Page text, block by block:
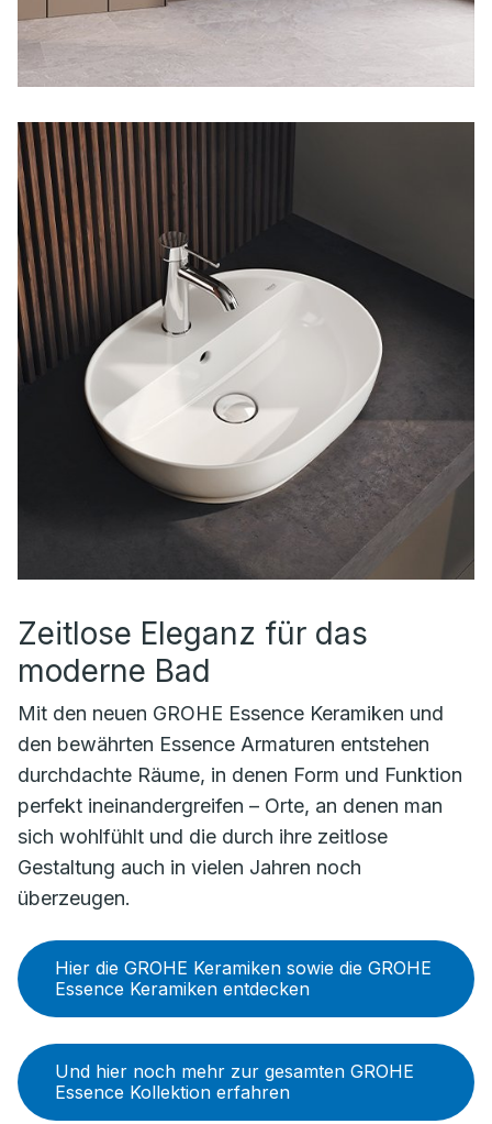
Zeitlose Eleganz für das
moderne Bad
Mit den neuen GROHE Essence Keramiken und
den bewährten Essence Armaturen entstehen
durchdachte Räume, in denen Form und Funktion
perfekt ineinandergreifen – Orte, an denen man
sich wohlfühlt und die durch ihre zeitlose
Gestaltung auch in vielen Jahren noch
überzeugen.
Hier die GROHE Keramiken sowie die GROHE
Essence Keramiken entdecken
Und hier noch mehr zur gesamten GROHE
Essence Kollektion erfahren